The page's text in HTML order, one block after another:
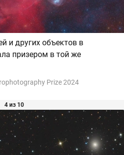
и других объектов в
призером в той же
Prize 2024
4 из 10